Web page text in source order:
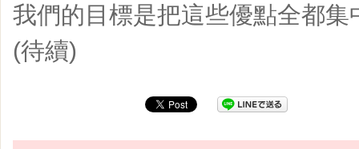
我們的目標是把這些優點全都
(待續)